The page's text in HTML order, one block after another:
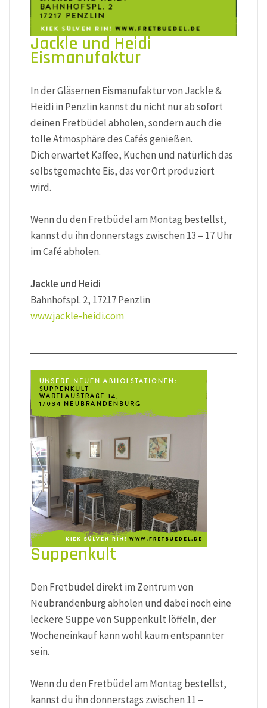
Jackle und Heidi
Eismanufaktur
In der Gläsernen Eismanufaktur von Jackle &
Heidi in Penzlin kannst du nicht nur ab sofort
deinen Fretbüdel abholen, sondern auch die
tolle Atmosphäre des Cafés genießen.
Dich erwartet Kaffee, Kuchen und natürlich das
selbstgemachte Eis, das vor Ort produziert
wird.
Wenn du den Fretbüdel am Montag bestellst,
kannst du ihn donnerstags zwischen 13 – 17 Uhr
im Café abholen.
Jackle und Heidi
Bahnhofspl. 2, 17217 Penzlin
www.jackle-heidi.com
Suppenkult
Den Fretbüdel direkt im Zentrum von
Neubrandenburg abholen und dabei noch eine
leckere Suppe von Suppenkult löffeln, der
Wocheneinkauf kann wohl kaum entspannter
sein.
Wenn du den Fretbüdel am Montag bestellst,
kannst du ihn donnerstags zwischen 11 –